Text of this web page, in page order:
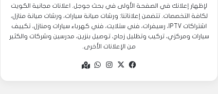
لإظهار إعلانك في الصفحة الأولى في بحث جوجل. اعلانات مجانية الكويت
لكافة التخصصات. تتضمن إعلاناتنا: ورشات صيانة سيارات، ورشات صيانة منازل،
اشتراكات IPTV، رسيفرات، فني ستلايت، فني كهرباء سيارات ومنازل، تكييف
سيارات ومركزي، تركيب وتظليل زجاج، توصيل بنزين، مدرسين وشركات والكثير
من الإعلانات الأخرى.
فيسبوك
‫X انستقرام
واتساب